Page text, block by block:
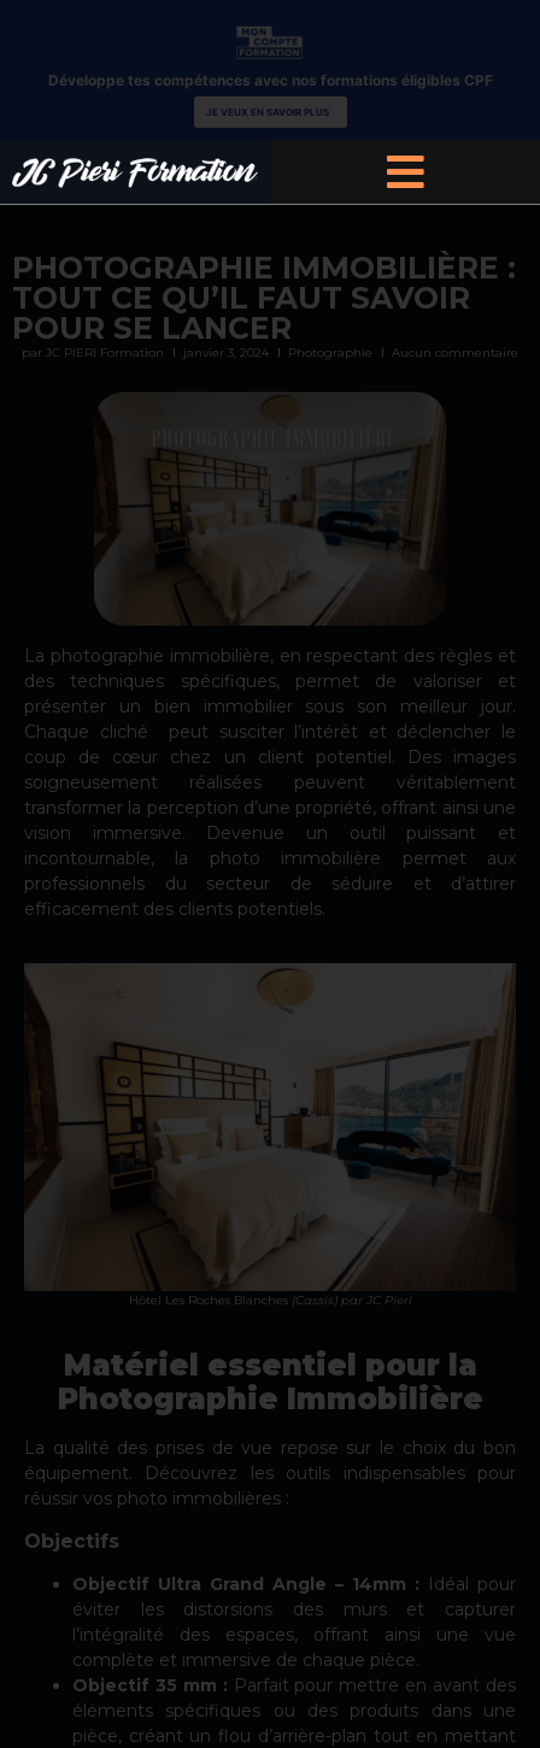
Développe tes compétences avec nos formations éligibles CPF
JE VEUX EN SAVOIR PLUS
PHOTOGRAPHIE IMMOBILIÈRE :
TOUT CE QU’IL FAUT SAVOIR
POUR SE LANCER
par JC PIERI Formation janvier 3, 2024 Photographie Aucun commentaire
La photographie immobilière, en respectant des règles et
des techniques spécifiques, permet de valoriser et
présenter un bien immobilier sous son meilleur jour.
Chaque cliché peut susciter l’intérêt et déclencher le
coup de cœur chez un client potentiel. Des images
soigneusement réalisées peuvent véritablement
transformer la perception d’une propriété, offrant ainsi une
vision immersive. Devenue un outil puissant et
incontournable, la photo immobilière permet aux
professionnels du secteur de séduire et d’attirer
efficacement des clients potentiels.
Hôtel Les Roches Blanches(Cassis) par JC Pieri
Matériel essentiel pour la
Photographie Immobilière
La qualité des prises de vue repose sur le choix du bon
équipement. Découvrez les outils indispensables pour
réussir vos photo immobilières :
Objectifs
Objectif Ultra Grand Angle – 14mm : Idéal pour
éviter les distorsions des murs et capturer
l’intégralité des espaces, offrant ainsi une vue
complète et immersive de chaque pièce.
Objectif 35 mm : Parfait pour mettre en avant des
éléments spécifiques ou des produits dans une
pièce, créant un flou d’arrière-plan tout en mettant